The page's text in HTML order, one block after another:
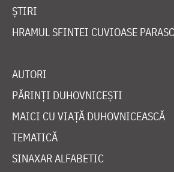
ȘTIRI
HRAMUL SFINTEI CUVIOASE
AUTORI
PĂRINȚI DUHOVNICEȘTI
MAICI CU VIAȚĂ DUHOVNICEASCĂ
TEMATICĂ
SINAXAR ALFABETIC